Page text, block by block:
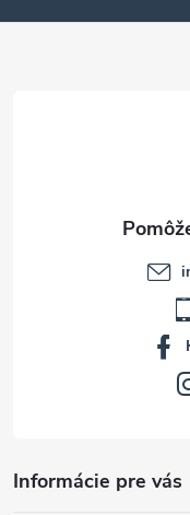
Informácie pre vás